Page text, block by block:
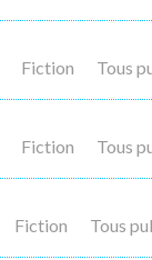
Fiction Tous
Fiction Tous
Fiction Tous